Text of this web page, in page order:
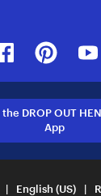
Facebook
DROP OUT
App
| English (US) |